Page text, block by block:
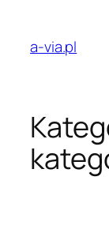
treścia-via.pl